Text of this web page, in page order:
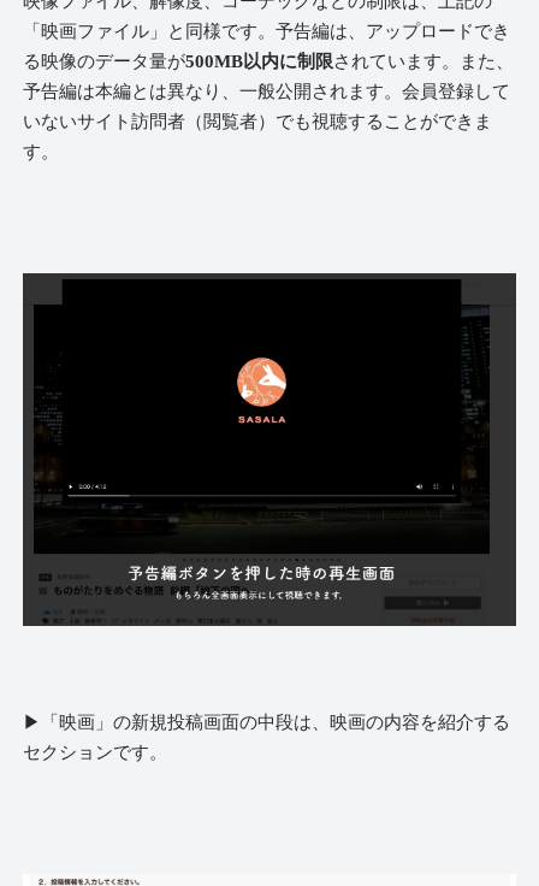
「映画ファイル」と同様です。予告編は、アップロードでき
る映像のデータ量が500MB以内に制限されています。また、
予告編は本編とは異なり、一般公開されます。会員登録して
いないサイト訪問者（閲覧者）でも視聴することができま
す。
▶︎「映画」の新規投稿画面の中段は、映画の内容を紹介する
セクションです。